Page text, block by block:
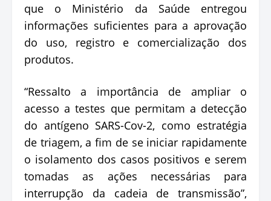
que o Ministério da Saúde entregou
informações suficientes para a aprovação
do uso, registro e comercialização dos
produtos.
“Ressalto a importância de ampliar o
acesso a testes que permitam a detecção
do antígeno SARS-Cov-2, como estratégia
de triagem, a fim de se iniciar rapidamente
o isolamento dos casos positivos e serem
tomadas as ações necessárias para
interrupção da cadeia de transmissão”,